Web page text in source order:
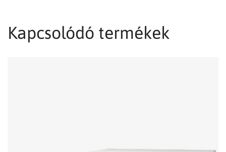
Kapcsolódó termékek